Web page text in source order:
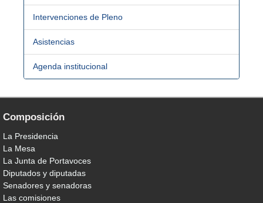
Intervenciones de Pleno
Asistencias
Agenda institucional
Composición
La Presidencia
La Mesa
La Junta de Portavoces
Diputados y diputadas
Senadores y senadoras
Las comisiones